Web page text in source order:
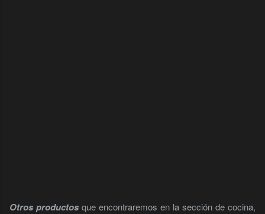
Otros productos que encontraremos en la sección de cocina,